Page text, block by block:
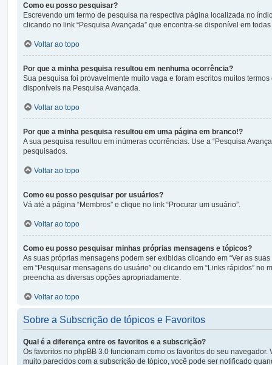
Como eu posso pesquisar?
Escrevendo um termo de pesquisa na respectiva página localizada no
clicando no link “Pesquisa Avançada” que encontra-se disponível em
Voltar ao topo
Por que a minha pesquisa resultou em nenhuma ocorrência?
Sua pesquisa foi provavelmente muito vaga e foram escritos muitos
disponíveis na Pesquisa Avançada.
Voltar ao topo
Por que a minha pesquisa resultou em uma página em branco!?
A sua pesquisa resultou em inúmeras ocorrências. Use a “Pesquisa
pesquisados.
Voltar ao topo
Como eu posso pesquisar por usuários?
Vá até a página “Membros” e clique no link “Procurar um usuário”.
Voltar ao topo
Como eu posso pesquisar minhas próprias mensagens e tópicos?
As suas próprias mensagens podem ser exibidas clicando em “Ver as
em “Pesquisar mensagens do usuário” ou clicando em “Links rápidos”
preencha as diversas opções apropriadamente.
Voltar ao topo
Sobre a Subscrição de tópicos e Favoritos
Qual é a diferença entre os favoritos e a subscrição?
Os favoritos no phpBB 3.0 funcionam como os favoritos do seu
muito parecidos com a subscrição de tópico, você pode ser notificado